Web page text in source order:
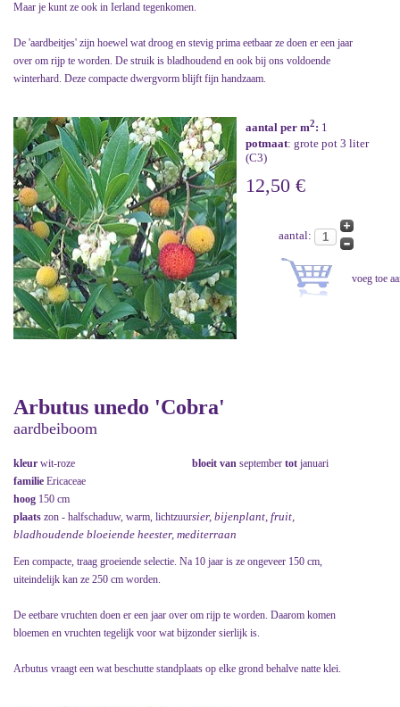
Maar je kunt ze ook in Ierland tegenkomen.
De 'aardbeitjes' zijn hoewel wat droog en stevig prima eetbaar ze doen er een jaar
over om rijp te worden. De struik is bladhoudend en ook bij ons voldoende
winterhard. Deze compacte dwergvorm blijft fijn handzaam.
aantal per m2: 1
potmaat: grote pot 3 liter
(C3)
12,50 €
aantal:
Arbutus unedo 'Cobra'
aardbeiboom
kleur wit-roze bloeit van september tot januari
familie Ericaceae
hoog 150 cm
plaats zon - halfschaduw, warm, lichtzuursier, bijenplant, fruit,
bladhoudende bloeiende heester, mediterraan
Een compacte, traag groeiende selectie. Na 10 jaar is ze ongeveer 150 cm,
uiteindelijk kan ze 250 cm worden.
De eetbare vruchten doen er een jaar over om rijp te worden. Daarom komen
bloemen en vruchten tegelijk voor wat bijzonder sierlijk is.
Arbutus vraagt een wat beschutte standplaats op elke grond behalve natte klei.